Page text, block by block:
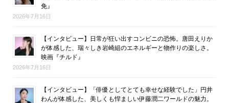
免』
2026年7月16日
【インタビュー】日常が狂い出すコンビニの恐怖。唐田えりか
が体感した、瑞々しき岩崎組のエネルギーと物作りの楽しさ。
映画『チルド』
2026年7月16日
【インタビュー】「俳優としてとても幸せな経験でした」円井
わんが体感した、美しくも悍ましい伊藤潤二ワールドの魅力。